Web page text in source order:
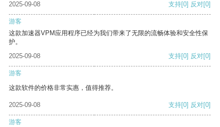
2025-09-08 支持[0] 反对[0]
游客
这款加速器VPM应用程序已经为我们带来了无限的流畅体验和安全性保
护。
2025-09-08
支持[0] 反对[0]
游客
这款软件的价格非常实惠，值得推荐。
2025-09-08 支持[0] 反对[0]
游客